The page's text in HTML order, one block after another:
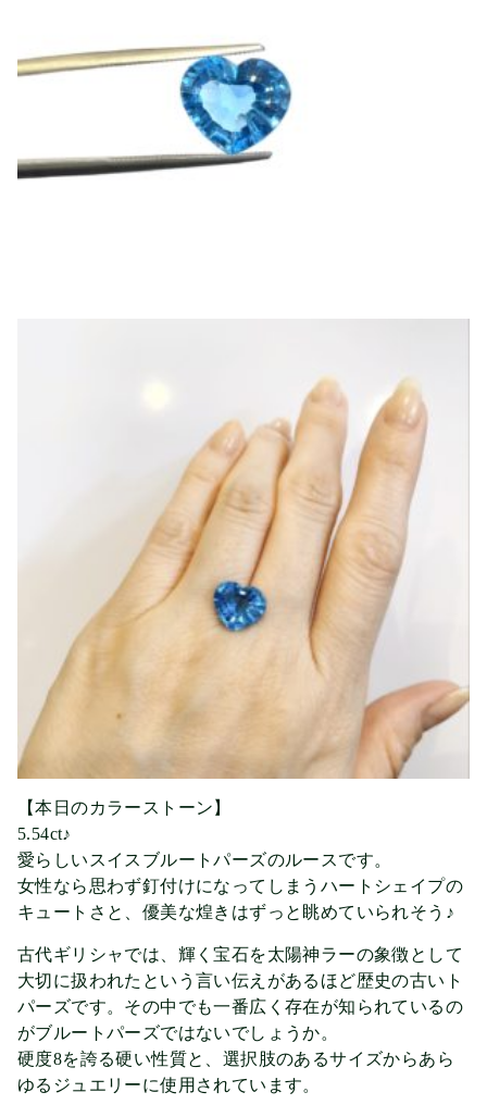
【本日のカラーストーン】
5.54ct♪
愛らしいスイスブルートパーズのルースです。
女性なら思わず釘付けになってしまうハートシェイプの
キュートさと、優美な煌きはずっと眺めていられそう♪
古代ギリシャでは、輝く宝石を太陽神ラーの象徴として
大切に扱われたという言い伝えがあるほど歴史の古いト
パーズです。その中でも一番広く存在が知られているの
がブルートパーズではないでしょうか。
硬度8を誇る硬い性質と、選択肢のあるサイズからあら
ゆるジュエリーに使用されています。